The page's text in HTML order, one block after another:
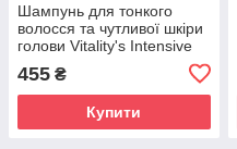
Шампунь для тонкого
волосся та чутливої шкіри
голови Vitality's Intensive
455 ₴
Купити